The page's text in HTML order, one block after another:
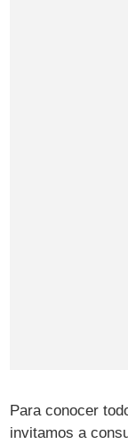
Para conocer
invitamos a